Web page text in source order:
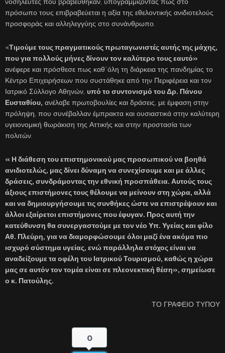
πρόσωπο τους επιβραβεύεται η αξία της εθελοντικής ανιδιοτελούς
προσφοράς και αλληλεγγύης στο συνάνθρωπο.
«Τιμούμε τους πραγματικούς πρωταγωνιστές αυτής της μάχης,
που για πολλούς μήνες δίνουν τον καλύτερο τους εαυτό»
ανέφερε και πρόσθεσε πως καθ΄όλη τη διάρκεια της πανδημίας το
Κέντρο Επιχειρήσεων που συστάθηκε από την Περιφέρεια και τον
Ιατρικό Σύλλογο Αθηνών, υπό το συντονισμό του Δρ. Πάνου
Ευσταθίου, ανέλαβε πρωτοβουλίες και δράσεις, με έμφαση στην
πρόληψη, που συνέβαλλαν έμπρακτα και ουσιαστικά στην καλύτερη
υγειονομική θωράκιση της Αττικής και στην προστασία των
πολιτών.
« Η διάθεση του επιστημονικού μας προσωπικού να βοηθά
ανιδιοτελώς, μας δίνει δύναμη να συνεχίσουμε και με άλλες
δράσεις, συνδράμοντας την εθνική προσπάθεια. Αυτούς τους
άξιους επιστήμονες τους θέλουμε να μείνουν στη χώρα, αλλά
και να δημιουργήσουμε τις συνθήκες ώστε να επιστρέψουν και
άλλοι εξαίρετοι επιστήμονες που έφυγαν. Προς αυτή την
κατεύθυνση θα συνεργαστούμε με τον νέο Υπ. Υγείας και φίλο
Αθ. Πλεύρη, για να διαμορφώσουμε όλοι μαζί ένα ακόμα πιο
ισχυρό σύστημα υγείας, ενώ παράλληλα στόχος είναι να
αναδείξουμε τα οφέλη του Ιατρικού Τουρισμού, καθώς η χώρα
μας σε αυτόν τον τομέα είναι σε πλεονεκτική θέση», σημείωσε
ο κ. Πατούλης.
ΤΟ ΓΡΑΦΕΙΟ ΤΥΠΟΥ
0